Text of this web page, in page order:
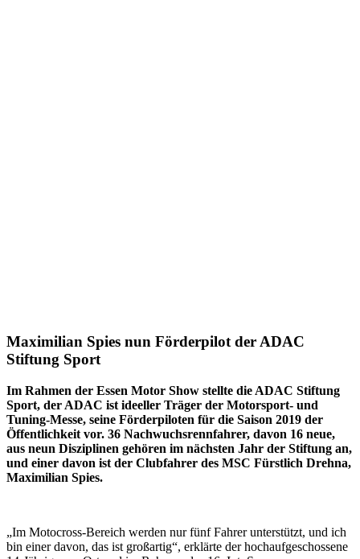
Maximilian Spies nun Förderpilot der ADAC
Stiftung Sport
Im Rahmen der Essen Motor Show stellte die ADAC Stiftung
Sport, der ADAC ist ideeller Träger der Motorsport- und
Tuning-Messe, seine Förderpiloten für die Saison 2019 der
Öffentlichkeit vor. 36 Nachwuchsrennfahrer, davon 16 neue,
aus neun Disziplinen gehören im nächsten Jahr der Stiftung an,
und einer davon ist der Clubfahrer des MSC Fürstlich Drehna,
Maximilian Spies.
„Im Motocross-Bereich werden nur fünf Fahrer unterstützt, und ich
bin einer davon, das ist großartig“, erklärte der hochaufgeschossene